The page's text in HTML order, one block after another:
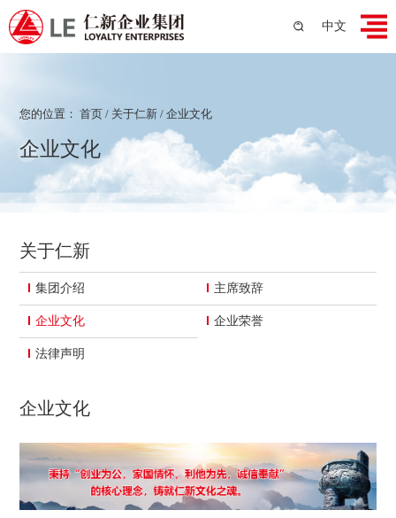
中文
您的位置：首页 / 关于仁新 /企业文化
企业文化
关于仁新
集团介绍 主席致辞
企业文化 企业荣誉
法律声明
企业文化